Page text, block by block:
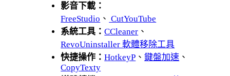
影音下載：
FreeStudio 、 CutYouTube
系統工具：CCleaner 、
RevoUninstaller 軟體移除工具
快捷操作：HotkeyP 、鍵盤加速 、
CopyTexty